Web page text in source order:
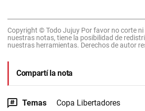
Copyright © Todo Jujuy Por favor no corte ni
nuestras notas, tiene la posibilidad de
nuestras herramientas. Derechos de autor
Compartí la nota
Temas Copa Libertadores